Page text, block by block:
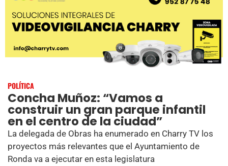
POLÍTICA
Concha Muñoz: “Vamos a
construir un gran parque infantil
en el centro de la ciudad”
La delegada de Obras ha enumerado en Charry TV los
proyectos más relevantes que el Ayuntamiento de
Ronda va a ejecutar en esta legislatura